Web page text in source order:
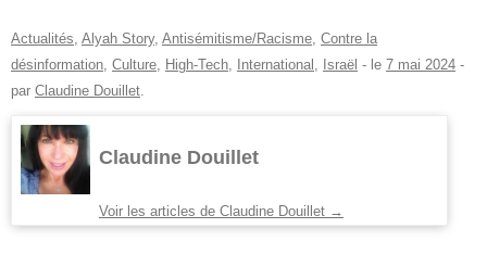
Actualités, Alyah Story, Antisémitisme/Racisme, Contre la
désinformation, Culture, High-Tech, International , Israël - le 7 mai 2024 -
par Claudine Douillet.
Claudine Douillet
Voir les articles de Claudine Douillet →